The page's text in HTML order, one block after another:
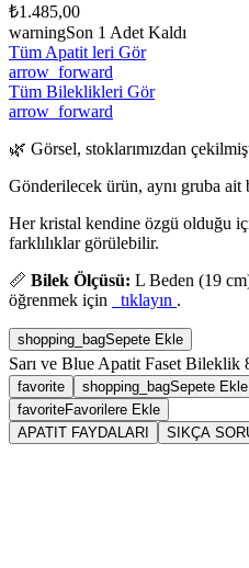
₺1.485,00
warningSon 1 Adet Kaldı
Tüm Apatit leri Gör
arrow_forward
Tüm Bileklikleri Gör
arrow_forward
🌿 Görsel, stoklarımızdan
Gönderilecek ürün, aynı gruba ait
Her kristal kendine özgü olduğu
farklılıklar görülebilir.
📏 Bilek Ölçüsü: L Beden (19
öğrenmek için
tıklayın .
shopping_bagSepete Ekle
Sarı ve Blue Apatit Faset Bileklik
favorite shopping_bagSepete Ekle
favoriteFavorilere Ekle
APATIT FAYDALARI
SIKÇA